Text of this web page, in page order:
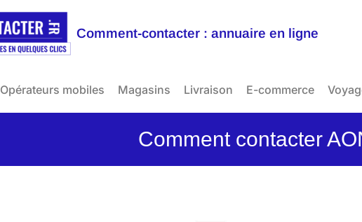
Comment-contacter : annuaire en ligne
Opérateurs mobiles Magasins Livraison E-commerce
Comment contacter